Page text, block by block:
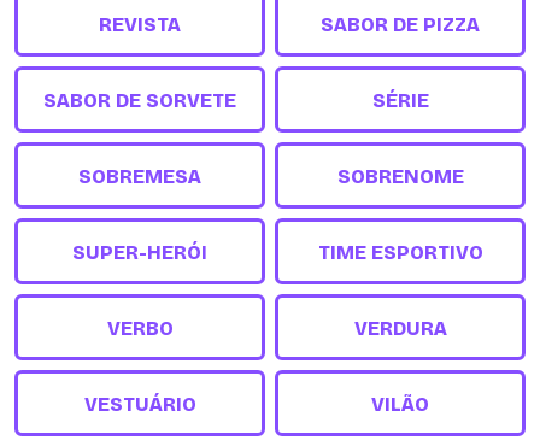
REVISTA SABOR DE PIZZA
SABOR DE SORVETE SÉRIE
SOBREMESA SOBRENOME
SUPER-HERÓI TIME ESPORTIVO
VERBO VERDURA
VESTUÁRIO VILÃO